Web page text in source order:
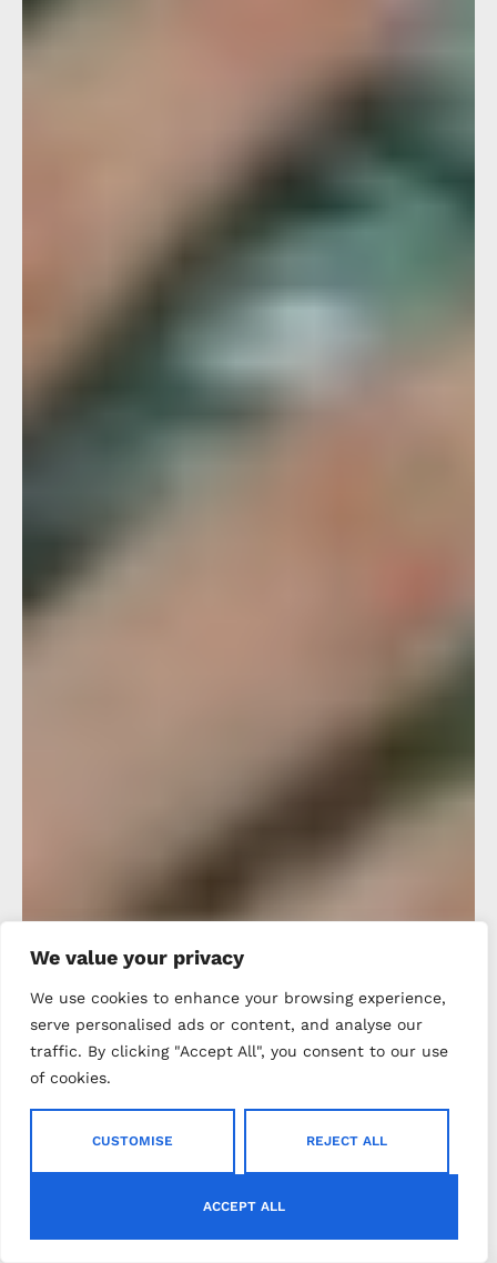
We value your privacy
We use cookies to enhance your browsing experience,
serve personalised ads or content, and analyse our
traffic. By clicking "Accept All", you consent to our use
of cookies.
CUSTOMISE REJECT ALL
ACCEPT ALL